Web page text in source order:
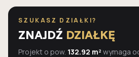
SZUKASZ DZIAŁKI?
ZNAJDŹ DZIAŁKĘ
Projekt o pow. 132.92 m² wymaga